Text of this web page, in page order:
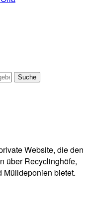
Website, die den
über Recyclinghöfe,
Mülldeponien bietet.